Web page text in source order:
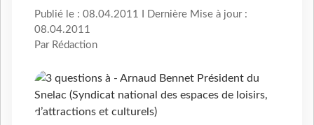
Publié le : 08.04.2011 I Dernière Mise à jour :
08.04.2011
Par Rédaction